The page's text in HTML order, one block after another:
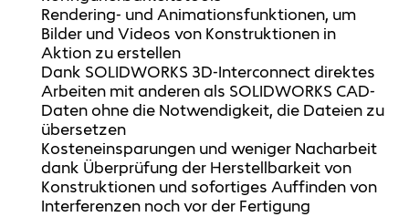
Rendering- und Animationsfunktionen, um
Bilder und Videos von Konstruktionen in
Aktion zu erstellen
Dank SOLIDWORKS 3D-Interconnect direktes
Arbeiten mit anderen als SOLIDWORKS CAD-
Daten ohne die Notwendigkeit, die Dateien zu
übersetzen
Kosteneinsparungen und weniger Nacharbeit
dank Überprüfung der Herstellbarkeit von
Konstruktionen und sofortiges Auffinden von
Interferenzen noch vor der Fertigung